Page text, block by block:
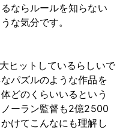
ならルールを知らない
な気分です。
ヒットしているらしいで
パズルのような作品を
どのくらいいるという
ーラン監督も2億2500
けてこんなにも理解し